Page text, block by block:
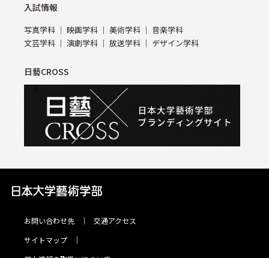
⼊試情報
写真学科 映画学科 美術学科
⾳楽学科
⽂芸学科
演劇学科 放送学科 デザイン学科
日藝CROSS
お問い合わせ先
交通アクセス
サイトマップ